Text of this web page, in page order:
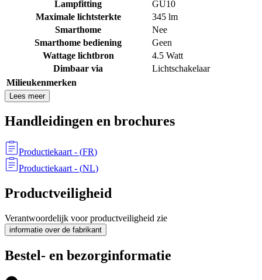
Lampfitting
GU10
Maximale lichtsterkte
345 lm
Smarthome
Nee
Smarthome bediening
Geen
Wattage lichtbron
4.5 Watt
Dimbaar via
Lichtschakelaar
Milieukenmerken
Lees meer
Handleidingen en brochures
Productiekaart - (FR)
Productiekaart - (NL)
Productveiligheid
Verantwoordelijk voor productveiligheid zie
informatie over de fabrikant
Bestel- en bezorginformatie